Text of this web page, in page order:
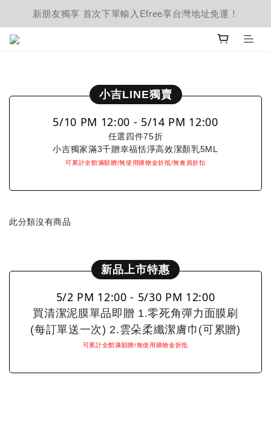
新朋友獨享 首次下單輸入Efree享台灣地址免運！
prev
小吉LINE獨賣
5/10 PM 12:00 - 5/14 PM 12:00
任選四件75折
小吉獨家滿3千贈幸福恬淨高效潔顏乳5ML
可累計全館滿額贈/無使用購物金折抵/無會員折扣
此分類沒有商品
新品上市特惠
5/2 PM 12:00 - 5/30 PM 12:00
買清潔泥膜單品即贈 1.零死角彈力面膜刷
(每訂單送一次) 2.雲朵柔纖潔膚巾(可累贈)
可累計全館滿額贈/無使用購物金折抵